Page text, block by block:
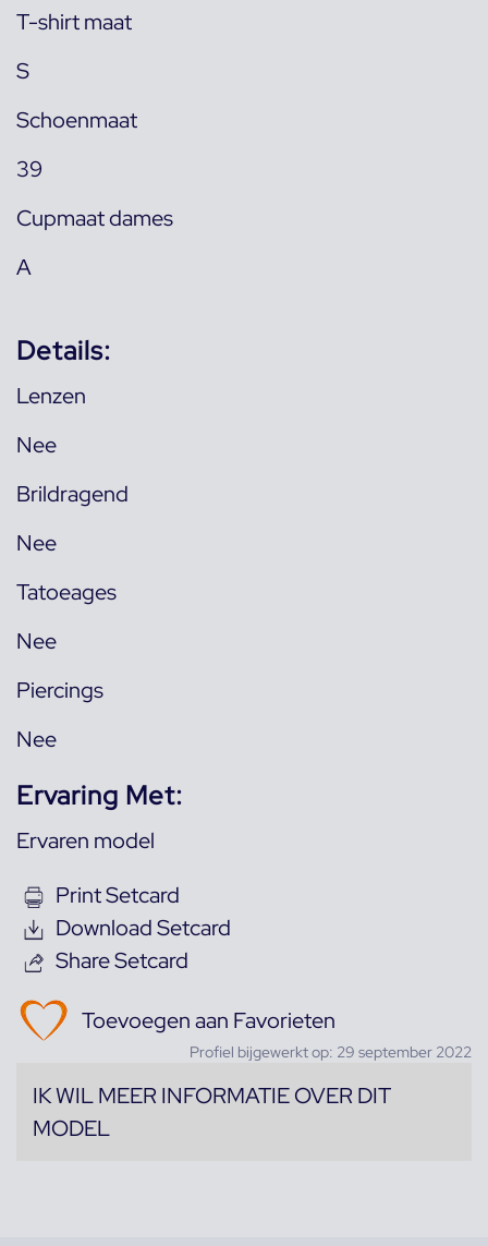
T-shirt maat
S
Schoenmaat
39
Cupmaat dames
A
Details:
Lenzen
Nee
Brildragend
Nee
Tatoeages
Nee
Piercings
Nee
Ervaring Met:
Ervaren model
Print Setcard
Download Setcard
Share Setcard
Toevoegen aan Favorieten
Profiel bijgewerkt op: 29 september 2022
IK WIL MEER INFORMATIE OVER DIT
MODEL